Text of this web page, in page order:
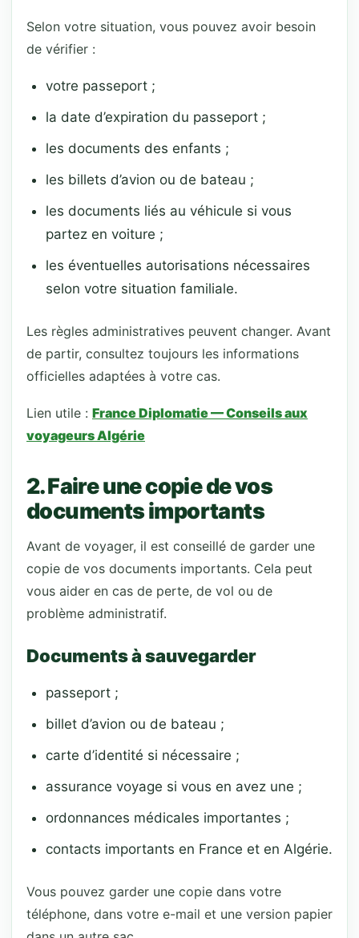
Selon votre situation, vous pouvez avoir besoin
de vérifier :
votre passeport ;
la date d’expiration du passeport ;
les documents des enfants ;
les billets d’avion ou de bateau ;
les documents liés au véhicule si vous
partez en voiture ;
les éventuelles autorisations nécessaires
selon votre situation familiale.
Les règles administratives peuvent changer. Avant
de partir, consultez toujours les informations
officielles adaptées à votre cas.
Lien utile : France Diplomatie — Conseils aux
voyageurs Algérie
2. Faire une copie de vos
documents importants
Avant de voyager, il est conseillé de garder une
copie de vos documents importants. Cela peut
vous aider en cas de perte, de vol ou de
problème administratif.
Documents à sauvegarder
passeport ;
billet d’avion ou de bateau ;
carte d’identité si nécessaire ;
assurance voyage si vous en avez une ;
ordonnances médicales importantes ;
contacts importants en France et en Algérie.
Vous pouvez garder une copie dans votre
téléphone, dans votre e-mail et une version papier